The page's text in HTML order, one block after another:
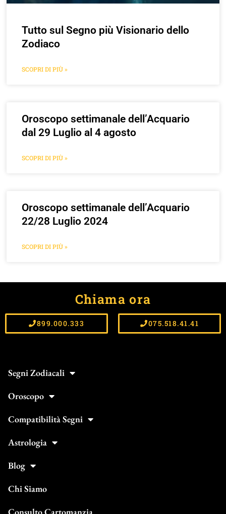
Tutto sul Segno più Visionario dello
Zodiaco
SCOPRI DI PIÙ »
Oroscopo settimanale dell’Acquario
dal 29 Luglio al 4 agosto
SCOPRI DI PIÙ »
Oroscopo settimanale dell’Acquario
22/28 Luglio 2024
SCOPRI DI PIÙ »
Chiama ora
899.000.333 075.518.41.41
Segni Zodiacali
Oroscopo
Compatibilità Segni
Astrologia
Blog
Chi Siamo